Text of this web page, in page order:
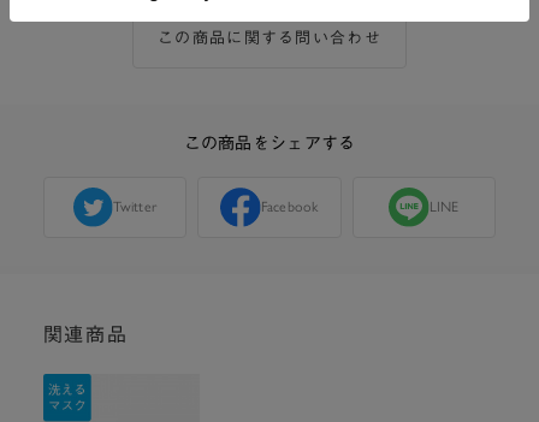
この商品に関する問い合わせ
この商品をシェアする
Twitter Facebook LINE
関連商品